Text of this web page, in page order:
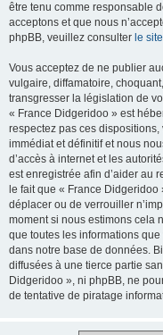
être tenu comme responsable
acceptons et que nous
phpBB, veuillez consulter le
Vous acceptez de ne publier
vulgaire, diffamatoire,
transgresser la législation de
« France Didgeridoo » est
respectez pas ces
immédiat et définitif et nous
d’accès à internet et les
est enregistrée afin d’aider au
le fait que « France
déplacer ou de verrouiller
moment si nous estimons cela
que toutes les informations
dans notre base de données.
diffusées à une tierce partie
Didgeridoo », ni phpBB, ne
de tentative de piratage